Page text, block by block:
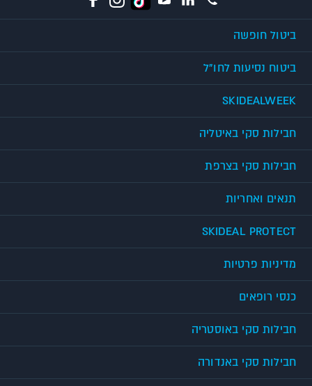
ביטול חופשה
ביטוח נסיעות לחו"ל
SKIDEALWEEK
חבילות סקי באיטליה
חבילות סקי בצרפת
תנאים ואחריות
SKIDEAL PROTECT
מדיניות פרטיות
כנסי רופאים
חבילות סקי באוסטריה
חבילות סקי באנדורה